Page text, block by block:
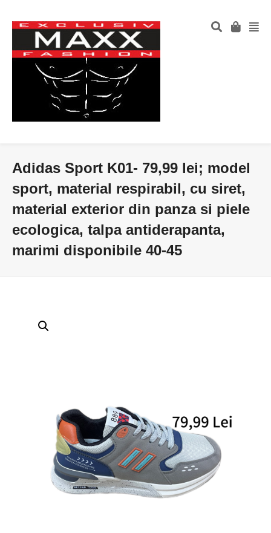
Adidas Sport K01- 79,99 lei; model
sport, material respirabil, cu siret,
material exterior din panza si piele
ecologica, talpa antiderapanta,
marimi disponibile 40-45